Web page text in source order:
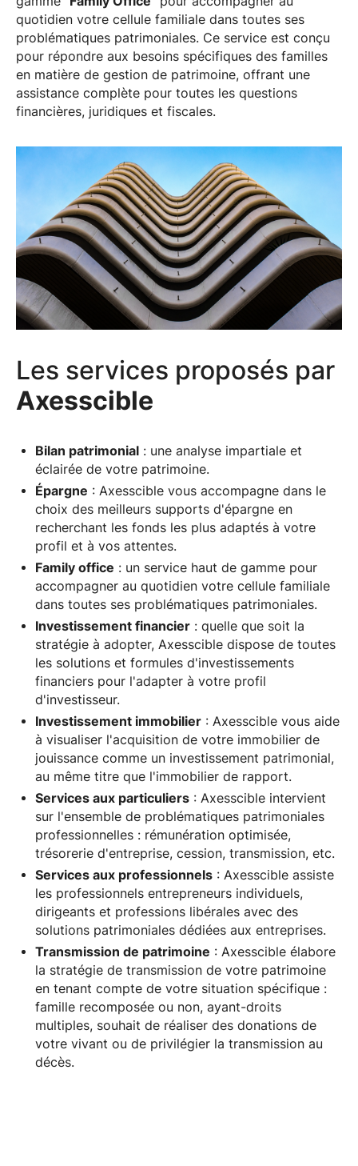
quotidien votre cellule familiale dans toutes ses
problématiques patrimoniales. Ce service est conçu
pour répondre aux besoins spécifiques des familles
en matière de gestion de patrimoine, offrant une
assistance complète pour toutes les questions
financières, juridiques et fiscales.
Les services proposés par
Axesscible
Bilan patrimonial: une analyse impartiale et
éclairée de votre patrimoine.
Épargne : Axesscible vous accompagne dans le
choix des meilleurs supports d'épargne en
recherchant les fonds les plus adaptés à votre
profil et à vos attentes.
Family office : un service haut de gamme pour
accompagner au quotidien votre cellule familiale
dans toutes ses problématiques patrimoniales.
Investissement financier: quelle que soit la
stratégie à adopter, Axesscible dispose de toutes
les solutions et formules d'investissements
financiers pour l'adapter à votre profil
d'investisseur.
Investissement immobilier: Axesscible vous aide
à visualiser l'acquisition de votre immobilier de
jouissance comme un investissement patrimonial,
au même titre que l'immobilier de rapport.
Services aux particuliers: Axesscible intervient
sur l'ensemble de problématiques patrimoniales
professionnelles : rémunération optimisée,
trésorerie d'entreprise, cession, transmission, etc.
Services aux professionnels: Axesscible assiste
les professionnels entrepreneurs individuels,
dirigeants et professions libérales avec des
solutions patrimoniales dédiées aux entreprises.
Transmission de patrimoine : Axesscible élabore
la stratégie de transmission de votre patrimoine
en tenant compte de votre situation spécifique :
famille recomposée ou non, ayant-droits
multiples, souhait de réaliser des donations de
votre vivant ou de privilégier la transmission au
décès.